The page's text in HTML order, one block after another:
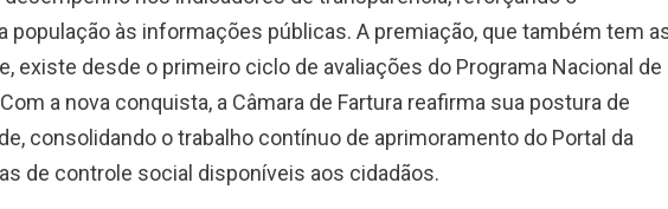
às informações públicas. A premiação, que também tem
existe desde o primeiro ciclo de avaliações do Programa Nacional de
a nova conquista, a Câmara de Fartura reafirma sua postura de
consolidando o trabalho contínuo de aprimoramento do Portal da
de controle social disponíveis aos cidadãos.